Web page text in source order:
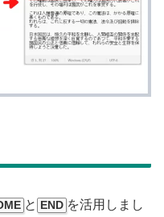
と END を活用しまし